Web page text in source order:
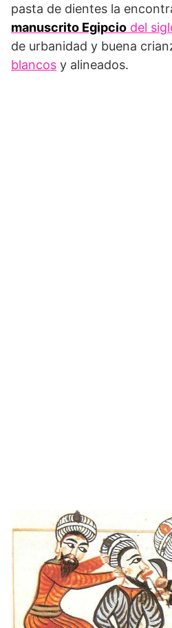
pasta de dientes la
manuscrito Egipcio del
de urbanidad y buena
blancos y alineados.